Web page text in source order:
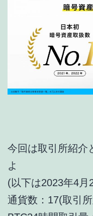
今回は取引所紹介
よ
(以下は2023年4月
通貨数：17(取引